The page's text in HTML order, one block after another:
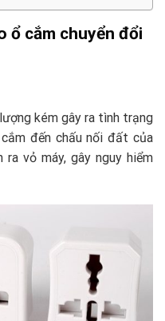
ổ cắm chuyển đổi
kém gây ra tình trạng
đến chấu nối đất của
vỏ máy, gây nguy hiểm